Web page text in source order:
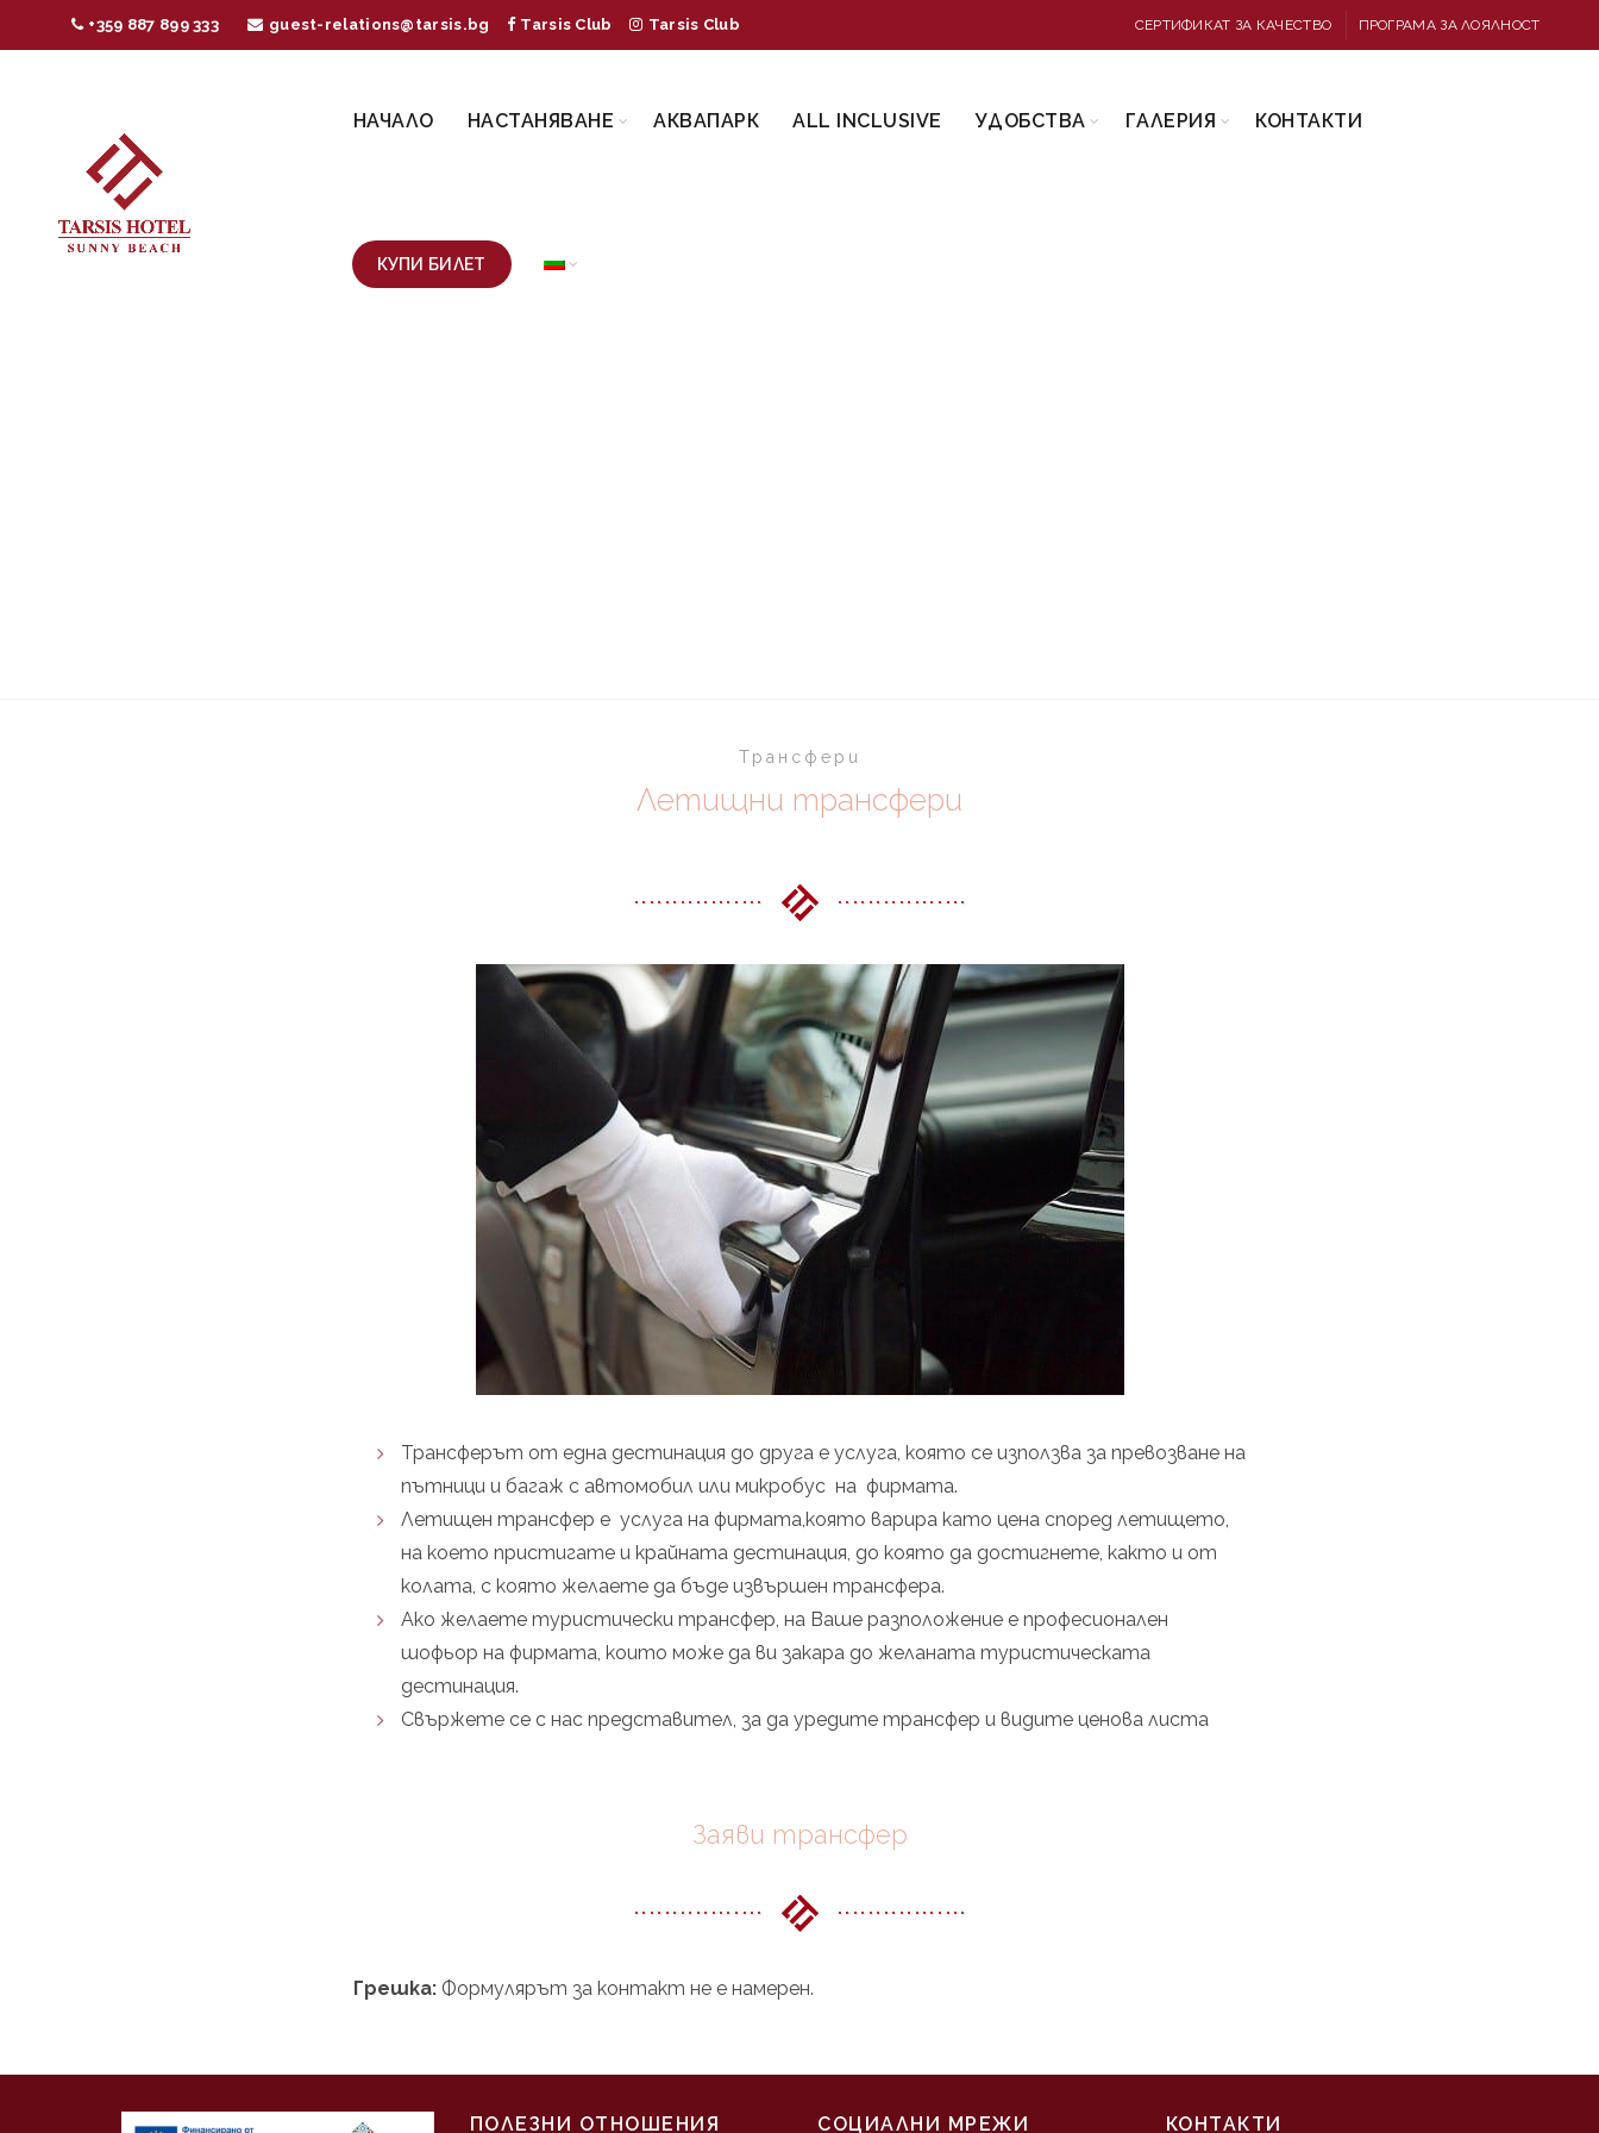
+359 887 899 333 guest-relations@tarsis.bg Tarsis Club Tarsis Club СЕРТИФИКАТ ЗА КАЧЕСТВО ПРОГРАМА ЗА ЛОЯЛНОСТ
НАЧАЛО НАСТАНЯВАНЕ АКВАПАРК ALL INCLUSIVE УДОБСТВА ГАЛЕРИЯ КОНТАКТИ
КУПИ БИЛЕТ
Трансфери
Летищни трансфери
Трансферът от една дестинация до друга е услуга, която се използва за превозване на
пътници и багаж с автомобил или микробус на фирмата.
Летищен трансфер е услуга на фирмата,която варира като цена според летището,
на което пристигате и крайната дестинация, до която да достигнете, както и от
колата, с която желаете да бъде извършен трансфера.
Ако желаете туристически трансфер, на Ваше разположение е професионален
шофьор на фирмата, които може да ви закара до желаната туристическата
дестинация.
Свържете се с нас представител, за да уредите трансфер и видите ценова листа
Заяви трансфер
Грешка: Формулярът за контакт не е намерен.
ПОЛЕЗНИ ОТНОШЕНИЯ СОЦИАЛНИ МРЕЖИ КОНТАКТИ